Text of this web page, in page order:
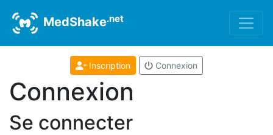
MedShake.net
Inscription Connexion
Connexion
Se connecter